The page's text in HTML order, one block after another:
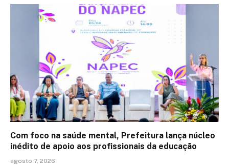
Com foco na saúde mental, Prefeitura lança núcleo
inédito de apoio aos profissionais da educação
agosto 7, 2026